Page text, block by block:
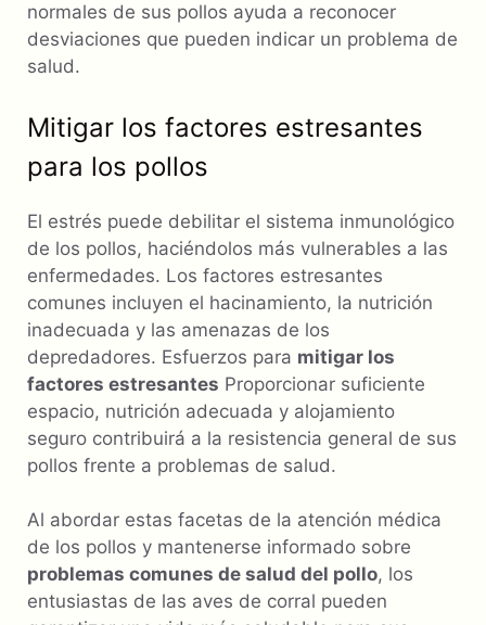
normales de sus pollos ayuda a reconocer
desviaciones que pueden indicar un problema de
salud.
Mitigar los factores estresantes
para los pollos
El estrés puede debilitar el sistema inmunológico
de los pollos, haciéndolos más vulnerables a las
enfermedades. Los factores estresantes
comunes incluyen el hacinamiento, la nutrición
inadecuada y las amenazas de los
depredadores. Esfuerzos para mitigar los
factores estresantes Proporcionar suficiente
espacio, nutrición adecuada y alojamiento
seguro contribuirá a la resistencia general de sus
pollos frente a problemas de salud.
Al abordar estas facetas de la atención médica
de los pollos y mantenerse informado sobre
problemas comunes de salud del pollo, los
entusiastas de las aves de corral pueden